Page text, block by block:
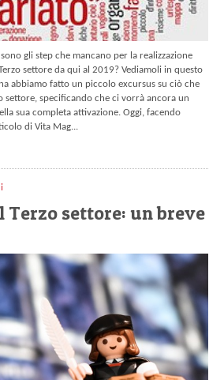
gli step che mancano per la realizzazione
settore da qui al 2019? Vediamoli in questo
abbiamo fatto un piccolo excursus su ciò che
settore, specificando che ci vorrà ancora un
sua completa attivazione. Oggi, facendo
di Vita Mag...
Terzo settore: un breve